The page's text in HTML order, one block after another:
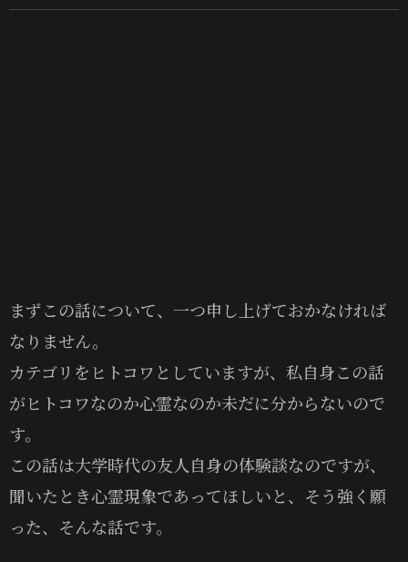
まずこの話について、一つ申し上げておかなければ
なりません。
カテゴリをヒトコワとしていますが、私自身この話
がヒトコワなのか心霊なのか未だに分からないので
す。
この話は大学時代の友人自身の体験談なのですが、
聞いたとき心霊現象であってほしいと、そう強く願
った、そんな話です。